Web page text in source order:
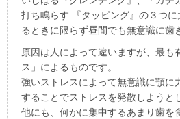
打ち鳴らす 『タッピング』の３つ
るときに限らず昼間でも無意識に歯
原因は人によって違いますが、最も
ス」によるものです。
強いストレスによって無意識に顎に
することでストレスを発散しようと
他にも、何かに集中するあまり歯を